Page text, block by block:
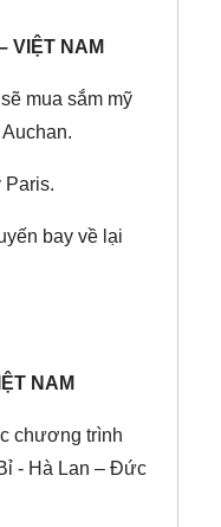
VIỆT NAM
mua sắm mỹ
Paris.
bay về lại
NAM
chương trình
- Hà Lan – Đức